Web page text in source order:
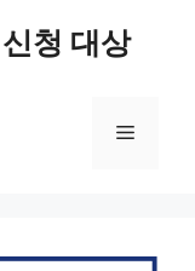
청 대상
메